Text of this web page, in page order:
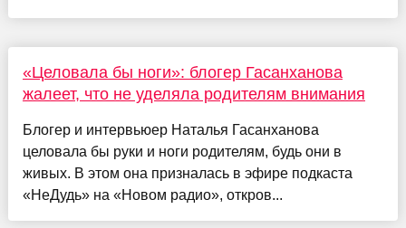
«Целовала бы ноги»: блогер Гасанханова
жалеет, что не уделяла родителям внимания
Блогер и интервьюер Наталья Гасанханова
целовала бы руки и ноги родителям, будь они в
живых. В этом она призналась в эфире подкаста
«НеДудь» на «Новом радио», откров...